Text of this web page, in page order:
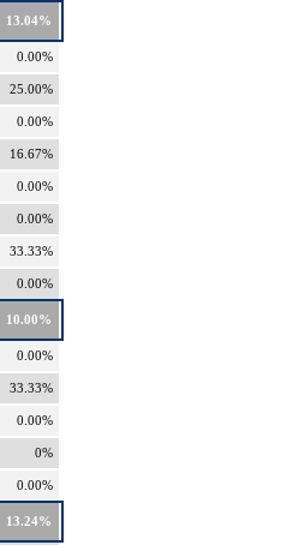
13.04%
0.00%
25.00%
0.00%
16.67%
0.00%
0.00%
33.33%
0.00%
10.00%
0.00%
33.33%
0.00%
0%
0.00%
13.24%